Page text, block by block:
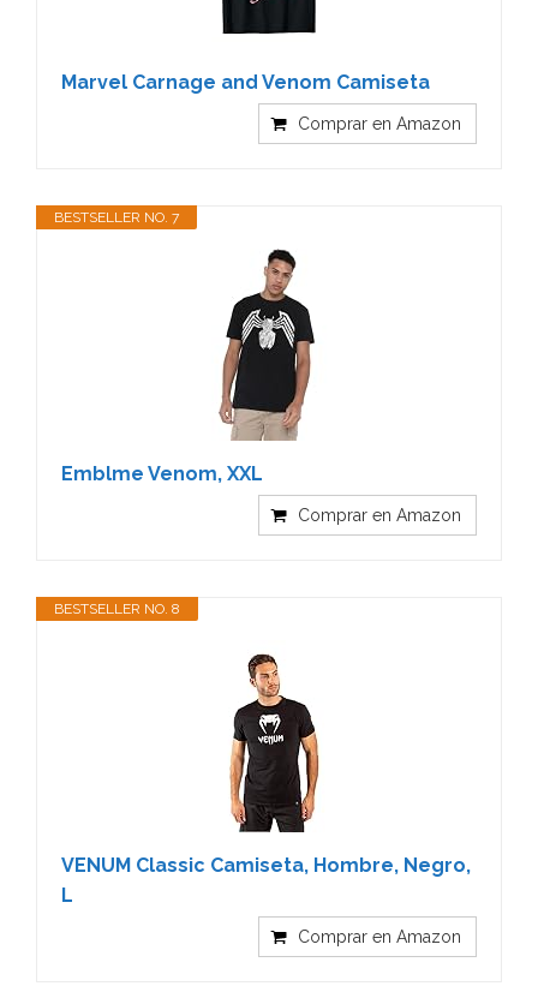
Marvel Carnage and Venom Camiseta
Comprar en Amazon
BESTSELLER NO. 7
Emblme Venom, XXL
Comprar en Amazon
BESTSELLER NO. 8
VENUM Classic Camiseta, Hombre, Negro,
L
Comprar en Amazon